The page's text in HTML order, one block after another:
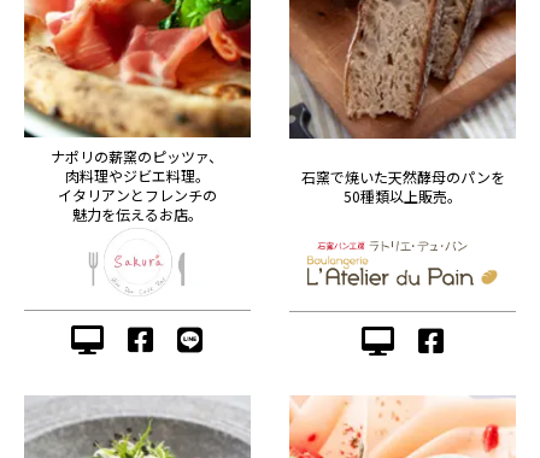
ナポリの薪窯のピッツァ、
肉料理やジビエ料理。
イタリアンとフレンチの
魅力を伝えるお店。
石窯で焼いた天然酵母のパンを
50種類以上販売。